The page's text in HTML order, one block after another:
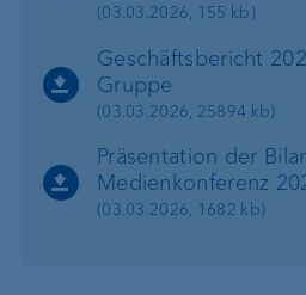
(03.03.2026, 155 kb)
Geschäftsbericht
Gruppe
(03.03.2026, 25894 kb)
Präsentation der
Medienkonferenz
(03.03.2026, 1682 kb)